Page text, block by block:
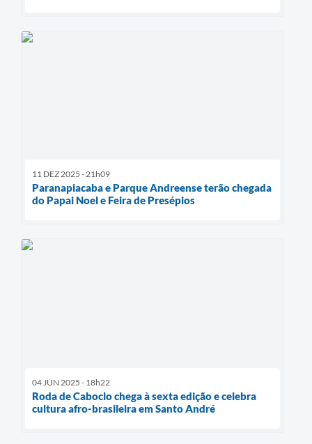
11 DEZ 2025 - 21h09
Paranapiacaba e Parque Andreense terão chegada
do Papai Noel e Feira de Presépios
04 JUN 2025 - 18h22
Roda de Caboclo chega à sexta edição e celebra
cultura afro-brasileira em Santo André